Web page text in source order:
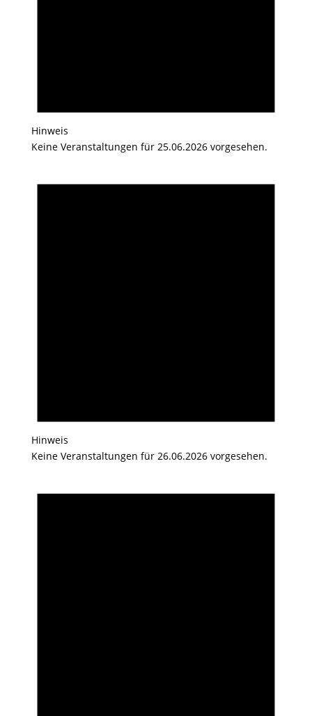
Hinweis
Keine Veranstaltungen für 25.06.2026 vorgesehen.
Hinweis
Keine Veranstaltungen für 26.06.2026 vorgesehen.